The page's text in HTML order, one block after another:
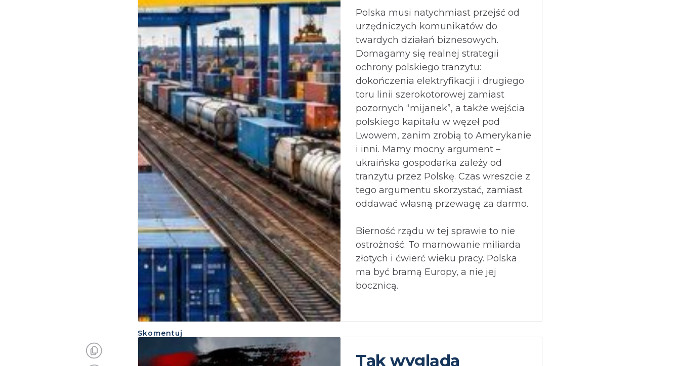
Polska musi natychmiast przejść od
urzędniczych komunikatów do
twardych działań biznesowych.
Domagamy się realnej strategii
ochrony polskiego tranzytu:
dokończenia elektryfikacji i drugiego
toru linii szerokotorowej zamiast
pozornych “mijanek”, a także wejścia
polskiego kapitału w węzeł pod
Lwowem, zanim zrobią to Amerykanie
i inni. Mamy mocny argument –
ukraińska gospodarka zależy od
tranzytu przez Polskę. Czas wreszcie z
tego argumentu skorzystać, zamiast
oddawać własną przewagę za darmo.
Bierność rządu w tej sprawie to nie
ostrożność. To marnowanie miliarda
złotych i ćwierć wieku pracy. Polska
ma być bramą Europy, a nie jej
bocznicą.⁩
Skomentuj
Tak wygląda